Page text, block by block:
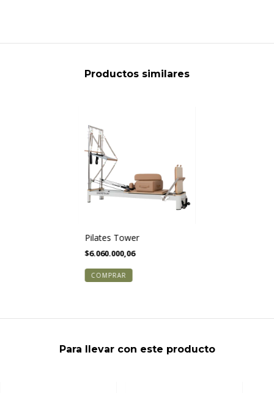
Productos similares
Pilates Tower
$6.060.000,06
Para llevar con este producto